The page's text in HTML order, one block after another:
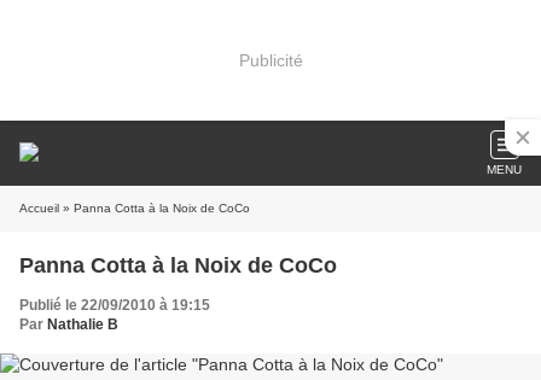
Publicité
MENU
Accueil » Panna Cotta à la Noix de CoCo
Panna Cotta à la Noix de CoCo
Publié le 22/09/2010 à 19:15
Par Nathalie B